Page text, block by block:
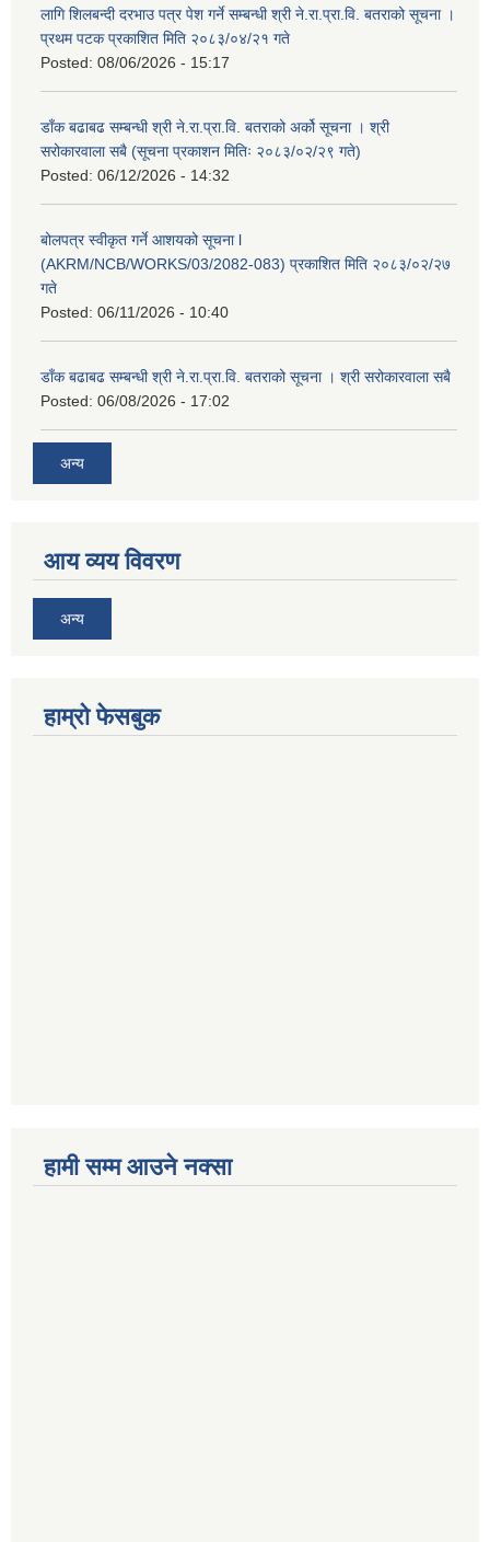
लागि शिलबन्दी दरभाउ पत्र पेश गर्ने सम्बन्धी श्री ने.रा.प्रा.वि. बतराको सूचना ।
प्रथम पटक प्रकाशित मिति २०८३/०४/२१ गते
Posted: 08/06/2026 - 15:17
डाँक बढाबढ सम्बन्धी श्री ने.रा.प्रा.वि. बतराको अर्को सूचना । श्री
सरोकारवाला सबै (सूचना प्रकाशन मितिः २०८३/०२/२९ गते)
Posted: 06/12/2026 - 14:32
बोलपत्र स्वीकृत गर्ने आशयको सूचना l
(AKRM/NCB/WORKS/03/2082-083) प्रकाशित मिति २०८३/०२/२७
गते
Posted: 06/11/2026 - 10:40
डाँक बढाबढ सम्बन्धी श्री ने.रा.प्रा.वि. बतराको सूचना । श्री सरोकारवाला सबै
Posted: 06/08/2026 - 17:02
अन्य
आय व्यय विवरण
अन्य
हाम्रो फेसबुक
हामी सम्म आउने नक्सा